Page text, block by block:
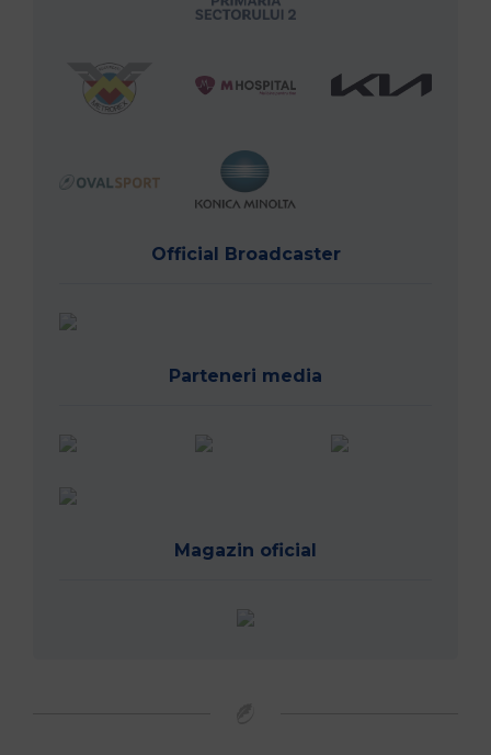
Official Broadcaster
Parteneri media
Magazin oficial